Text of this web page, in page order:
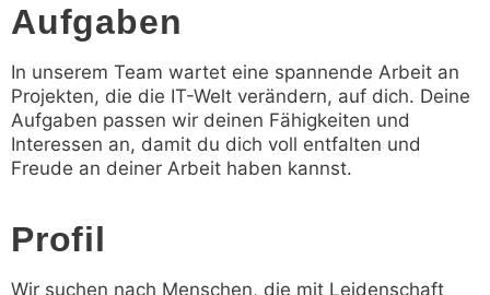
Aufgaben
In unserem Team wartet eine spannende Arbeit an
Projekten, die die IT-Welt verändern, auf dich. Deine
Aufgaben passen wir deinen Fähigkeiten und
Interessen an, damit du dich voll entfalten und
Freude an deiner Arbeit haben kannst.
Profil
Wir suchen nach Menschen, die mit Leidenschaft